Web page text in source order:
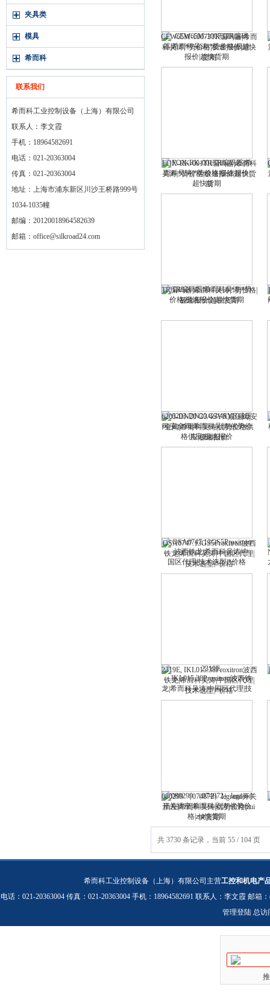
夹具类
模具
希而科
联系我们
希而科工业控制设备（上海）有限公司
联系人：李文霞
手机：18964582691
电话：021-20363004
传真：021-20363004
地址：上海市浦东新区川沙王桥路999号
1034-1035幢
邮编：20120018964582639
邮箱： office@silkroad24.com
CEW65M-10073TR编码器|希而
科吴涛|*势价格|极速报价|超快
货期
FOX-RK-001TR编码器|希而科
吴涛|*势价格|极速报价|超快货
期
TR编码器|希而科吴涛|*势价格|
极速报价|超快货期
6203-DN20 G3/4SYR减压阀|安
全阀|希而科吴涛|优势价格供
应|极速报价
OSA6747.13GS5Proxitron波西
铁龙|希而科吴涛|中国区代理|
技术选型|*价格
2319E, IKL015.38Proxitron波西
铁龙|希而科吴涛|中国区代理|
技术选型|*价格
080299 （074872）legrand开关
插座|希而科吴涛|优势价格|zui
快货期
共 3730 条记录，当前 55 / 104 页
希而科工业控制设备（上海）有限公司主营工控和机电产
电话：021-20363004 传真：021-20363004 手机：18964582691 联系人：李文霞 邮箱：
管理登陆 总访